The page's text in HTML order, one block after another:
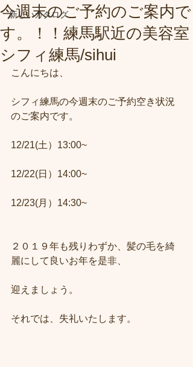
新しいカタログ
今週末のご予約のご案内で
す。！！練馬駅近の美容室
シフィ練馬/sihui
こんにちは、
シフィ練馬の今週末のご予約空き状況
のご案内です。
12/21(土）13:00~
12/22(日）14:00~
12/23(月）14:30~
２０１９年も残りわずか、髪の毛を綺
麗にして良いお年を是非、
迎えましょう。
それでは、失礼いたします。